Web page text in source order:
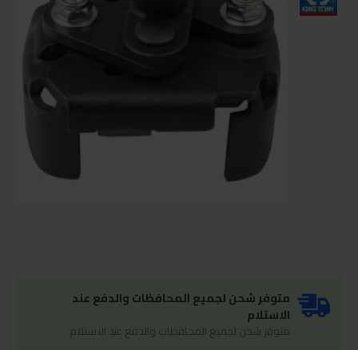
متوفر شحن لجميع المحافظات والدفع عند
الاستلام
متوفر شحن لجميع المحافظات والدفع عند الاستلام